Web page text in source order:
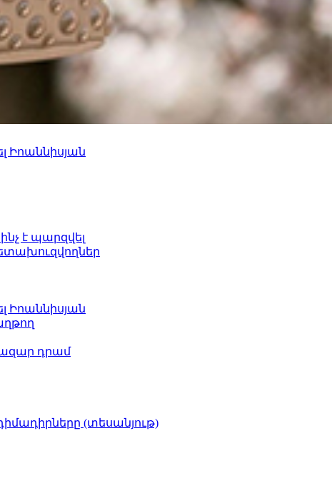
Իոաննիսյան
է պարզվել
Իոաննիսյան
դրամ
(տեսանյութ)